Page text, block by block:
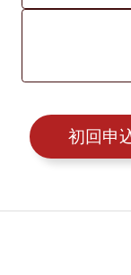
初回申